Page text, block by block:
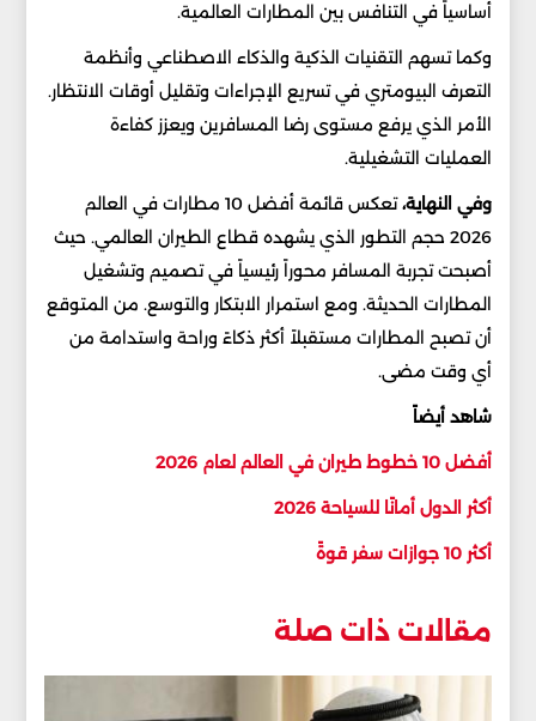
أساسياً في التنافس بين المطارات العالمية.
وكما تسهم التقنيات الذكية والذكاء الاصطناعي وأنظمة
التعرف البيومتري في تسريع الإجراءات وتقليل أوقات الانتظار.
الأمر الذي يرفع مستوى رضا المسافرين ويعزز كفاءة
العمليات التشغيلية.
وفي النهاية،
تعكس قائمة أفضل 10 مطارات في العالم
2026 حجم التطور الذي يشهده قطاع الطيران العالمي. حيث
أصبحت تجربة المسافر محوراً رئيسياً في تصميم وتشغيل
المطارات الحديثة. ومع استمرار الابتكار والتوسع. من المتوقع
أن تصبح المطارات مستقبلاً أكثر ذكاءً وراحة واستدامة من
أي وقت مضى.
شاهد أيضاً
أفضل 10 خطوط طيران في العالم لعام 2026
أكثر الدول أمانًا للسياحة 2026
أكثر 10 جوازات سفر قوةً
مقالات ذات صلة